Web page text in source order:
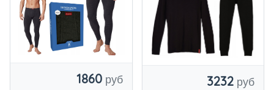
1860
ЧЕРНЫЕ
3232